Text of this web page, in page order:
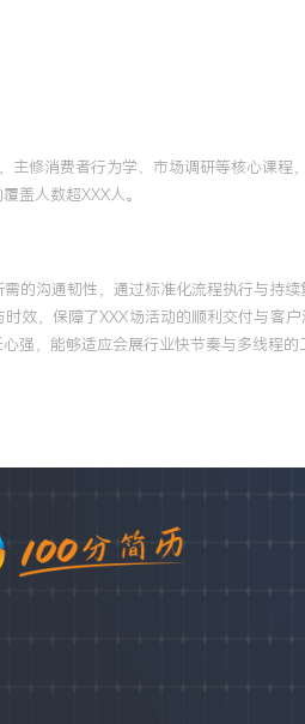
，主修消费者行为学、市场调研等核心课
盖人数超XXX人。
的沟通韧性，通过标准化流程执行与持
效，保障了XXX场活动的顺利交付与客
强，能够适应会展行业快节奏与多线程